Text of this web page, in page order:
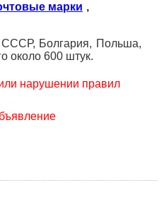
марки ,
Болгария, Польша,
около 600 штук.
нарушении правил